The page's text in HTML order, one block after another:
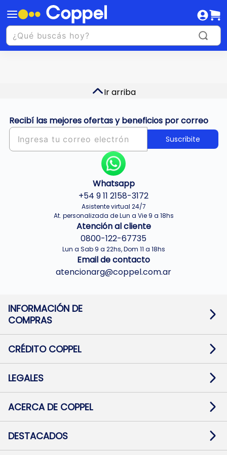
Ir arriba
Recibí las mejores ofertas y beneficios por correo
Suscribite
Whatsapp
+54 9 11 2158-3172
Asistente virtual 24/7
At. personalizada de Lun a Vie 9 a 18hs
Atención al cliente
0800-122-67735
Lun a Sab 9 a 22hs, Dom 11 a 18hs
Email de contacto
atencionarg@coppel.com.ar
INFORMACIÓN DE
COMPRAS
Términos y condiciones
Botón de arrepentimiento
Mapa de sitio
CRÉDITO COPPEL
Solicitar Crédito
Medios de Pago
Pago Fácil Online
LEGALES
Baja contratos
Defensa al consumidor CABA
ACERCA DE COPPEL
Trabajá con Nosotros
Preguntas Frecuentes
DESTACADOS